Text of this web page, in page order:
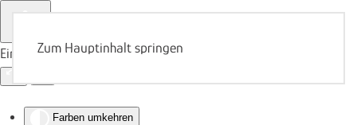
Eingabehilfen öffnen
Farben umkehren
Zum Hauptinhalt springen